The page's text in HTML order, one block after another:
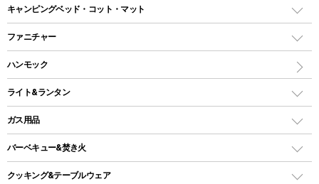
ツールームテント
ワンポールテント
シェルターテント
ロッジ型・オリジナルテント
タープ
レクタングラー型（封筒型）シュラフ
インナーシュラフ
キャンピングベッド・コット・マット
キャンピングベッド・コット
インフレータブルマット
ファニチャー
アウトドアテーブル
レジャーシート
ハンモック
ライト&ランタン
LEDランタン
ガスランタン
オイルランタン
ガス用品
ガスバーナー
バーベキュー&焚き火
バーベキューコンロ、グリル
クッキング&テーブルウェア